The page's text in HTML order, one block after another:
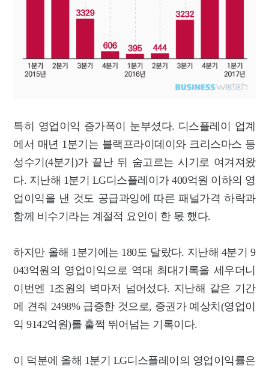
특히 영업이익 증가폭이 눈부셨다. 디스플레이 업계
에서 매년 1분기는 블랙프라이데이와 크리스마스 등
성수기(4분기)가 끝난 뒤 숨고르는 시기로 여겨져왔
다. 지난해 1분기 LG디스플레이가 400억원 이하의 영
업이익을 낸 것도 공급과잉에 따른 패널가격 하락과
함께 비수기라는 계절적 요인이 한 몫 했다.
하지만 올해 1분기에는 180도 달랐다. 지난해 4분기 9
043억원의 영업이익으로 역대 최대기록을 세우더니
이번엔 1조원의 벽마저 넘어섰다. 지난해 같은 기간
에 견줘 2498% 급증한 것으로, 증권가 예상치(영업이
익 9142억원)를 훌쩍 뛰어넘는 기록이다.
이 덕분에 올해 1분기 LG디스플레이의 영업이익률은